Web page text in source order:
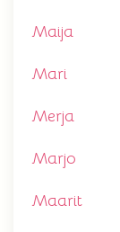
Maija
Mari
Merja
Marjo
Maarit